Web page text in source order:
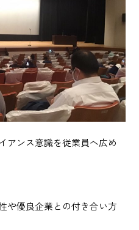
アンス意識を従業員へ広め
や優良企業との付き合い方